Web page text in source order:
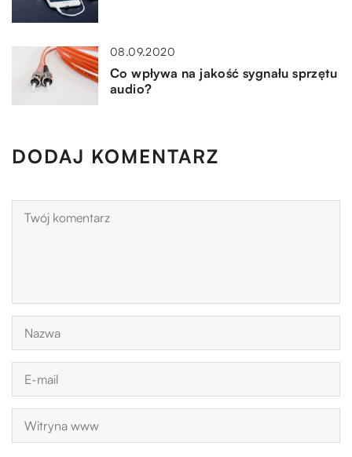
08.09.2020
Co wpływa na jakość sygnału sprzętu
audio?
DODAJ KOMENTARZ